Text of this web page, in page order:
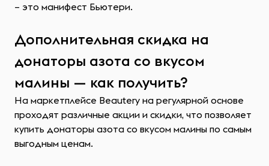
– это манифест Бьютери.
Дополнительная скидка на
донаторы азота со вкусом
малины — как получить?
На маркетплейсе Beautery на регулярной основе
проходят различные акции и скидки, что позволяет
купить донаторы азота со вкусом малины по самым
выгодным ценам.